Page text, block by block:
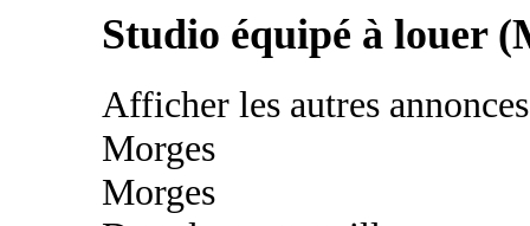
Studio équipé à louer
Afficher les autres
Morges
Morges